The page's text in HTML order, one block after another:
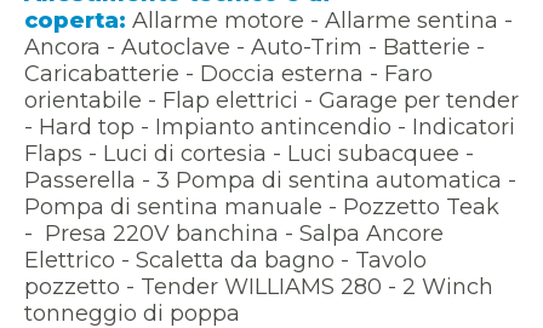
coperta: Allarme motore - Allarme sentina -
Ancora - Autoclave - Auto-Trim - Batterie -
Caricabatterie - Doccia esterna - Faro
orientabile - Flap elettrici - Garage per tender
- Hard top - Impianto antincendio - Indicatori
Flaps - Luci di cortesia - Luci subacquee -
Passerella - 3 Pompa di sentina automatica -
Pompa di sentina manuale - Pozzetto Teak
- Presa 220V banchina - Salpa Ancore
Elettrico - Scaletta da bagno - Tavolo
pozzetto - Tender WILLIAMS 280 - 2 Winch
tonneggio di poppa